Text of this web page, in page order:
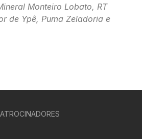
Monteiro Lobato, RT
de Ypê, Puma Zeladoria e